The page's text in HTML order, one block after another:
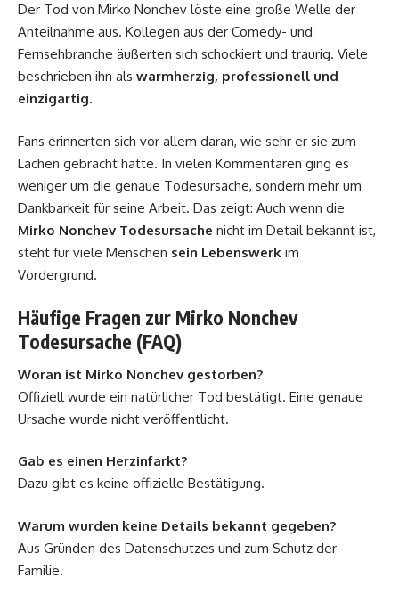
Der Tod von Mirko Nonchev löste eine große Welle der
Anteilnahme aus. Kollegen aus der Comedy- und
Fernsehbranche äußerten sich schockiert und traurig. Viele
beschrieben ihn als warmherzig, professionell und
einzigartig.
Fans erinnerten sich vor allem daran, wie sehr er sie zum
Lachen gebracht hatte. In vielen Kommentaren ging es
weniger um die genaue Todesursache, sondern mehr um
Dankbarkeit für seine Arbeit. Das zeigt: Auch wenn die
Mirko Nonchev Todesursache nicht im Detail bekannt ist,
steht für viele Menschen sein Lebenswerk im
Vordergrund.
Häufige Fragen zur Mirko Nonchev
Todesursache (FAQ)
Woran ist Mirko Nonchev gestorben?
Offiziell wurde ein natürlicher Tod bestätigt. Eine genaue
Ursache wurde nicht veröffentlicht.
Gab es einen Herzinfarkt?
Dazu gibt es keine offizielle Bestätigung.
Warum wurden keine Details bekannt gegeben?
Aus Gründen des Datenschutzes und zum Schutz der
Familie.